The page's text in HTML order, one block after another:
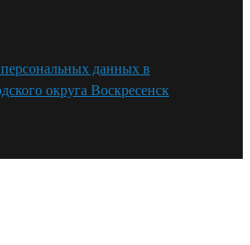
данных в
округа Воскресенск